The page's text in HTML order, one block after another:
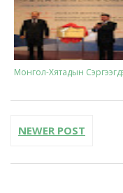
Монгол-Хятадын
NEWER POST